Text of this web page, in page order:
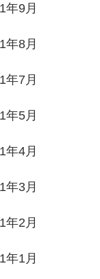
年9月
年8月
年7月
年5月
年4月
年3月
年2月
年1月